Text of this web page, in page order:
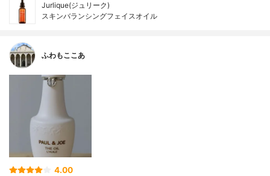
Jurlique(ジュリーク)
スキンバランシングフェイスオイル
ふわもここあ
4.00